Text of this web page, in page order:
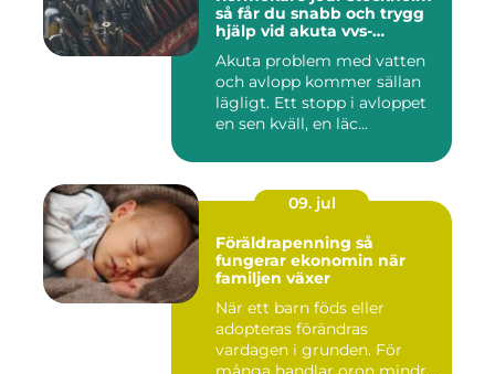
så får du snabb och trygg
hjälp vid akuta vvs-
Akuta problem med vatten
och avlopp kommer sällan
lägligt. Ett stopp i avloppet
en sen kväll, en läc...
09. jul
Föräldrapenning så
fungerar ekonomin när
familjen växer
När ett barn föds eller
adopteras förändras
vardagen i grunden. För